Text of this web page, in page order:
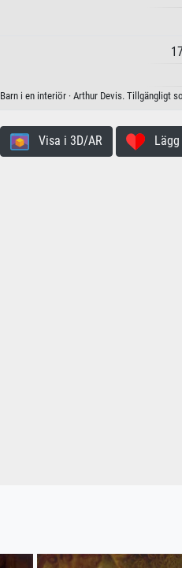
Barn i en interiör · Arthur Devis. Tillgängligt
Visa i 3D/AR